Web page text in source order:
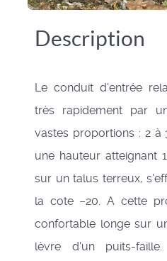
Description
Le conduit d'entrée
très rapidement par
vastes proportions : 2
une hauteur atteignant
sur un talus terreux,
la cote –20. A cette
confortable longe sur
lèvre d'un puits-